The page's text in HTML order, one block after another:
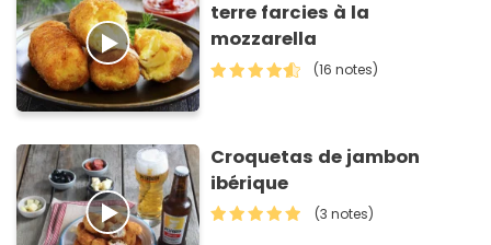
terre farcies à la
mozzarella
(16 notes)
Croquetas de jambon
ibérique
(3 notes)